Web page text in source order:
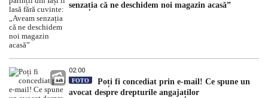
senzația că ne deschidem noi magazin acasă”
02:00
FOTO
Poți fi concediat prin e-mail! Ce spune un
avocat despre drepturile angajaților